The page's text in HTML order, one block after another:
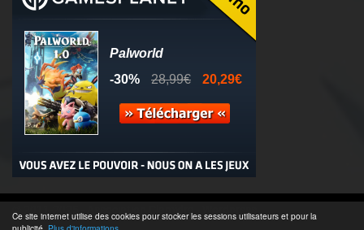
Ce site internet utilise des cookies pour stocker les sessions utilisateurs et pour la